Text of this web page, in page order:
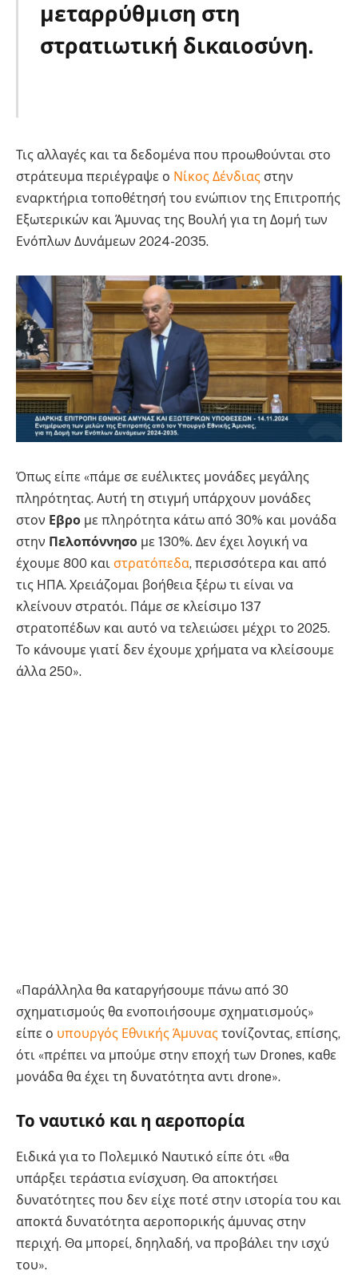
μεταρρύθμιση στη
στρατιωτική δικαιοσύνη.
Τις αλλαγές και τα δεδομένα που προωθούνται στο
στράτευμα περιέγραψε ο Νίκος Δένδιας στην
εναρκτήρια τοποθέτησή του ενώπιον της Επιτροπής
Εξωτερικών και Άμυνας της Βουλή για τη Δομή των
Ενόπλων Δυνάμεων 2024-2035.
Όπως είπε «πάμε σε ευέλικτες μονάδες μεγάλης
πληρότητας. Αυτή τη στιγμή υπάρχουν μονάδες
στον Εβρο με πληρότητα κάτω από 30% και μονάδα
στην Πελοπόννησο με 130%. Δεν έχει λογική να
έχουμε 800 και στρατόπεδα, περισσότερα και από
τις ΗΠΑ. Χρειάζομαι βοήθεια ξέρω τι είναι να
κλείνουν στρατόι. Πάμε σε κλείσιμο 137
στρατοπέδων και αυτό να τελειώσει μέχρι το 2025.
Το κάνουμε γιατί δεν έχουμε χρήματα να κλείσουμε
άλλα 250».
«Παράλληλα θα καταργήσουμε πάνω από 30
σχηματισμούς θα ενοποιήσουμε σχηματισμούς»
είπε ο υπουργός Εθνικής Άμυνας τονίζοντας, επίσης,
ότι «πρέπει να μπούμε στην εποχή των Drones, καθε
μονάδα θα έχει τη δυνατότητα αντι drone».
Το ναυτικό και η αεροπορία
Ειδικά για το Πολεμικό Ναυτικό είπε ότι «θα
υπάρξει τεράστια ενίσχυση. Θα αποκτήσει
δυνατότητες που δεν είχε ποτέ στην ιστορία του και
αποκτά δυνατότητα αεροπορικής άμυνας στην
περιχή. Θα μπορεί, δηηλαδή, να προβάλει την ισχύ
του».